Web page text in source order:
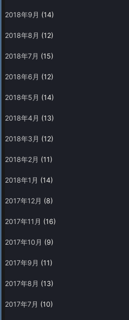
2018年9月 (14)
2018年8月 (12)
2018年7月 (15)
2018年6月 (12)
2018年5月 (14)
2018年4月 (13)
2018年3月 (12)
2018年2月 (11)
2018年1月 (14)
2017年12月 (8)
2017年11月 (16)
2017年10月 (9)
2017年9月 (11)
2017年8月 (13)
2017年7月 (10)